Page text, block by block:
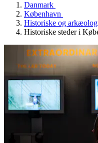
Danmark
København
Historiske og
Historiske steder i